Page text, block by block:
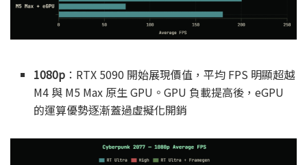
1080p ：RTX 5090 開始展現價值，平均 FPS 明顯超越
M4 與 M5 Max 原生 GPU。GPU 負載提高後，eGPU
的運算優勢逐漸蓋過虛擬化開銷